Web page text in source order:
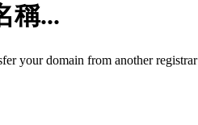
稱...
your domain from another registrar